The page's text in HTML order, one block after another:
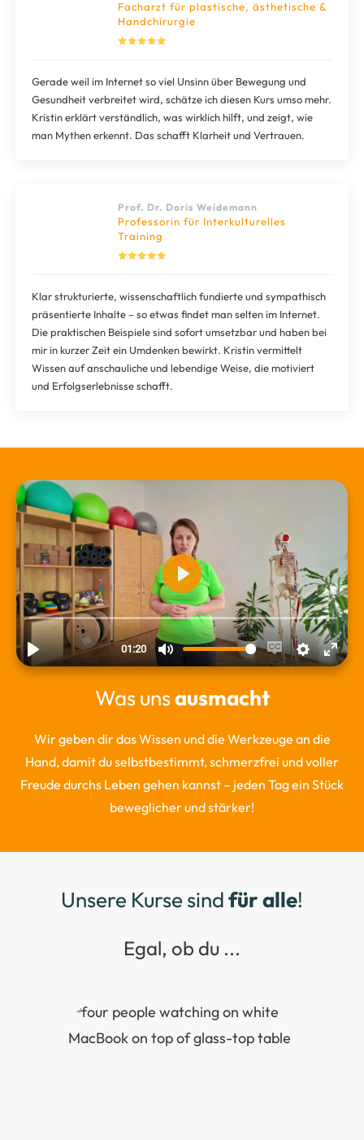
Facharzt für plastische, ästhetische &
Handchirurgie
Gerade weil im Internet so viel Unsinn über Bewegung und
Gesundheit verbreitet wird, schätze ich diesen Kurs umso mehr.
Kristin erklärt verständlich, was wirklich hilft, und zeigt, wie
man Mythen erkennt. Das schafft Klarheit und Vertrauen.
Prof. Dr. Doris Weidemann
Professorin für Interkulturelles
Training
Klar strukturierte, wissenschaftlich fundierte und sympathisch
präsentierte Inhalte – so etwas findet man selten im Internet.
Die praktischen Beispiele sind sofort umsetzbar und haben bei
mir in kurzer Zeit ein Umdenken bewirkt. Kristin vermittelt
Wissen auf anschauliche und lebendige Weise, die motiviert
und Erfolgserlebnisse schafft.
Was unsausmacht
Wir geben dir das Wissen und die Werkzeuge an die
Hand, damit du selbstbestimmt, schmerzfrei und voller
Freude durchs Leben gehen kannst – jeden Tag ein Stück
beweglicher und stärker!
Unsere Kurse sindfür alle!
Egal, ob du ...